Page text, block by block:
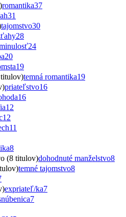
romantika37
31
tajomstvo30
28
24
20
19
titulov)temná romantika19
priateľstvo16
16
12
12
11
8
(8 titulov)dohodnuté manželstvo8
temné tajomstvo8
expriateľ/ka7
7